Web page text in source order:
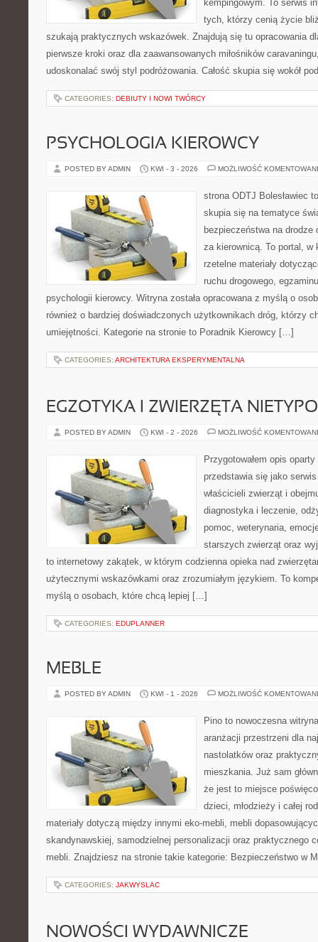
kempingowym. To serwis
tych, którzy cenią życie
szukają praktycznych wskazówek. Znajdują się tu opracowania
pierwsze kroki oraz dla zaawansowanych miłośników
udoskonalać swój styl podróżowania. Całość skupia się wokół
CATEGORIES: DEBIUTY I NOWI TWÓRCY
PSYCHOLOGIA KIEROWCY
POSTED BY ADMIN KWI - 3 - 2026 MOŻLIWOŚĆ
strona ODTJ Bolesławiec
skupia się na tematyce
bezpieczeństwa na
za kierownicą. To portal,
rzetelne materiały
ruchu drogowego,
psychologii kierowcy. Witryna została opracowana z myślą o
również o bardziej doświadczonych użytkownikach dróg, którzy
umiejętności. Kategorie na stronie to Poradnik Kierowcy […]
CATEGORIES: ARCHITEKTURA EKSPERYMENTALNA
EGZOTYKA I ZWIERZĘTA
POSTED BY ADMIN KWI - 2 - 2026 MOŻLIWOŚĆ
Przygotowałem opis
przedstawia się jako
właścicieli zwierząt i
diagnostyka i leczenie,
pomoc, weterynaria,
starszych zwierząt oraz
to internetowy zakątek, w którym codzienna opieka nad
użytecznymi wskazówkami oraz zrozumiałym językiem. To
myślą o osobach, które chcą lepiej […]
CATEGORIES: EDUPLANNER
MEBLE
POSTED BY ADMIN KWI - 1 - 2026 MOŻLIWOŚĆ
Pino to nowoczesna
aranżacji przestrzeni dla
nastolatków oraz
mieszkania. Już sam
że jest to miejsce
dzieci, młodzieży i całej
materiały dotyczą między innymi eko-mebli, mebli
skandynawskiej, samodzielnej personalizacji oraz praktycznego
mebli. Znajdziesz na stronie takie kategorie: Bezpieczeństwo w
CATEGORIES: JAKWYSLAC
NOWOŚCI WYDAWNICZE